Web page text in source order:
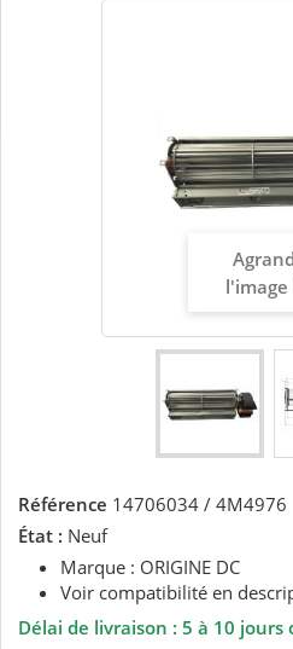
l'image
Référence 14706034 / 4M4976
État : Neuf
Marque : ORIGINE DC
Voir compatibilité en
Délai de livraison : 5 à 10 jours